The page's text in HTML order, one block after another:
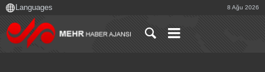
8 Ağu 2026